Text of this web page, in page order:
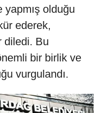
olduğu
ederek,
diledi. Bu
bir birlik ve
vurgulandı.